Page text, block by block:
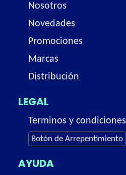
Nosotros
Novedades
Promociones
Marcas
Distribución
LEGAL
Terminos y condiciones
Botón de Arrepentimiento
AYUDA